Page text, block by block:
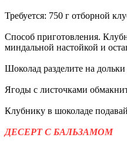
Требуется: 750 г отборной
Способ приготовления.
миндальной настойкой и
Шоколад разделите на
Ягоды с листочками
Клубнику в шоколаде
ДЕСЕРТ С БАЛЬЗАМОМ